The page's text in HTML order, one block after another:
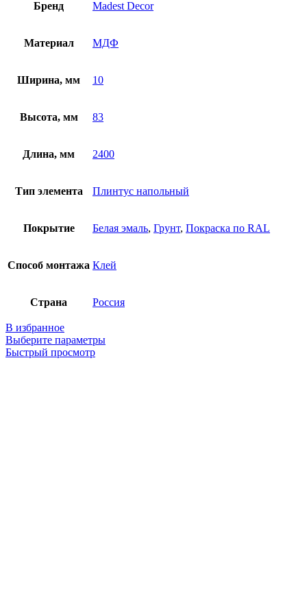
Бренд Madest Decor
Материал МДФ
Ширина, мм 10
Высота, мм 83
Длина, мм 2400
Тип элемента Плинтус напольный
Покрытие Белая эмаль, Грунт, Покраска по RAL
Способ монтажа Клей
Страна Россия
В избранное
Выберите параметры
Быстрый просмотр